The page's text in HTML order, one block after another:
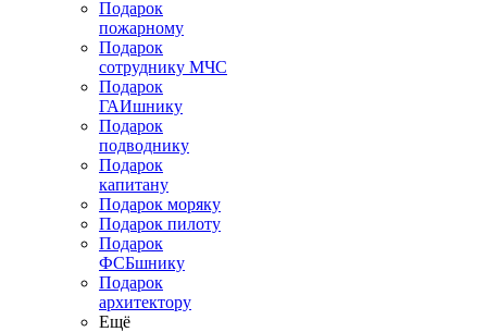
Подарок
пожарному
Подарок
сотруднику МЧС
Подарок
ГАИшнику
Подарок
подводнику
Подарок
капитану
Подарок моряку
Подарок пилоту
Подарок
ФСБшнику
Подарок
архитектору
Ещё